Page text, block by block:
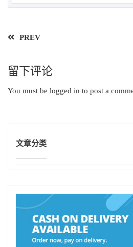
PREV
留下评论
You must be logged in to post a
文章分类